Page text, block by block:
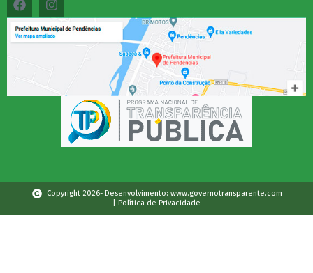
Copyright 2026- Desenvolvimento: www.governotransparente.com
| Política de Privacidade